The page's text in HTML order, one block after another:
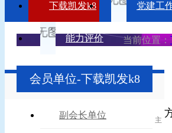
下载凯发k8 党建工
能力评价 当前位置：
会员单位-下载凯发k8
副会长单位 主